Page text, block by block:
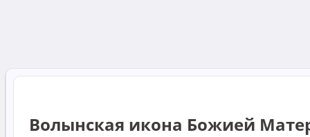
Волынская икона Божией